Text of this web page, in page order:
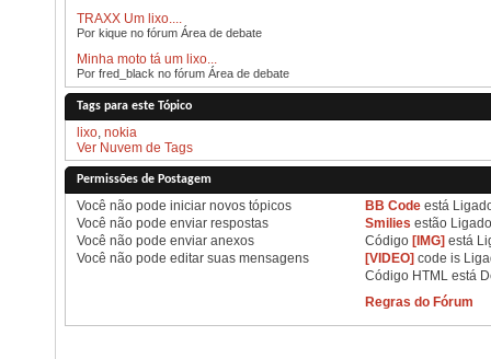
TRAXX Um lixo....
Por kique no fórum Área de debate
Minha moto tá um lixo...
Por fred_black no fórum Área de debate
Tags para este Tópico
lixo, nokia
Ver Nuvem de Tags
Permissões de Postagem
Você não pode iniciar novos tópicos
Você não pode enviar respostas
Você não pode enviar anexos
Você não pode editar suas mensagens
BB Codeestá
Smilies estão
Código [IMG] está
[VIDEO] code is
Código HTML está
Regras do Fórum